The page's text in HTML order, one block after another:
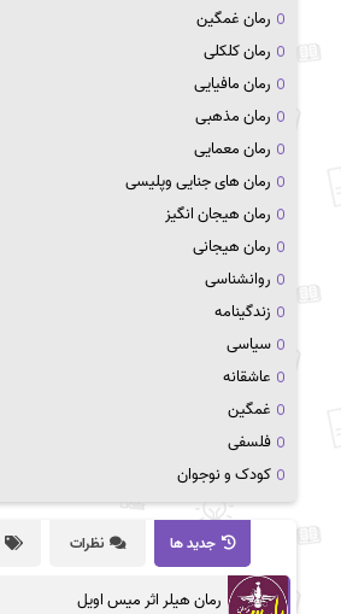
رمان غمگین
رمان کلکلی
رمان مافیایی
رمان مذهبی
رمان معمایی
رمان های جنایی وپلیسی
رمان هیجان انگیز
رمان هیجانی
روانشناسی
زندگینامه
سیاسی
عاشقانه
غمگین
فلسفی
کودک و نوجوان
جدید ها نظرات
رمان هیلر اثر میس اویل